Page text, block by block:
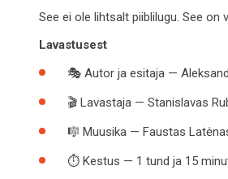
See ei ole lihtsalt piiblilugu. See on
Lavastusest
🎭 Autor ja esitaja —
🎬 Lavastaja — Stanislavas
🎼 Muusika — Faustas
⏱ Kestus — 1 tund ja 15